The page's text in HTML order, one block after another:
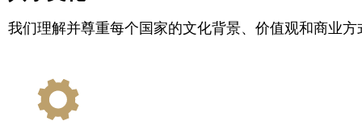
我们理解并尊重每个国家的文化背景、价值观和商业方